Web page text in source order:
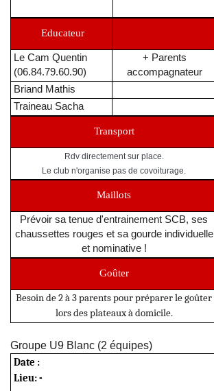
Educateur
Le Cam Quentin
(06.84.79.60.90)
+ Parents
accompagnateur
Briand Mathis
Traineau Sacha
Transport
Rdv directement sur place.
Le club n'organise pas de covoiturage.
Maillots
Prévoir sa tenue d'entrainement SCB, ses
chaussettes rouges et sa gourde individuelle
et nominative !
Goûter
Besoin de 2 à 3 parents pour préparer le goûter
lors des plateaux à domicile.
Groupe U9 Blanc (2 équipes)
Date :
Lieu:-